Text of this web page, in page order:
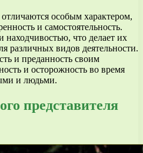
особым характером,
и самостоятельность.
что делает их
различных видов деятельности.
и преданность своим
и осторожность во время
и людьми.
представителя